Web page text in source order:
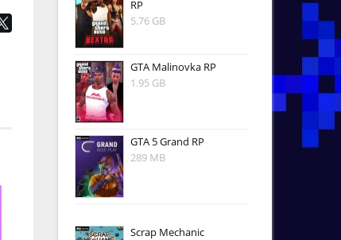
RP
5.76 GB
GTA Malinovka RP
1.95 GB
GTA 5 Grand RP
289 MB
Scrap Mechanic